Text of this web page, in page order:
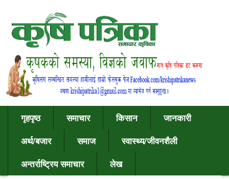
गृहपृष्ठ समाचार किसान
जानकारी
अर्थ/बजार
समाज
स्वास्थ्य/जीवनशैली
अन्तर्राष्ट्रिय समाचार
लेख